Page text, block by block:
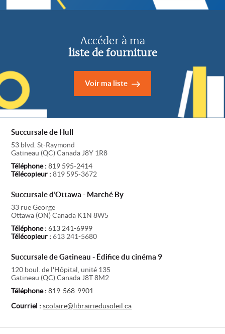
Accéder à ma
liste de fourniture
Voir ma liste
Succursale de Hull
53 blvd. St-Raymond
Gatineau (QC)Canada J8Y 1R8
Téléphone : 819 595-2414
Télécopieur : 819 595-3672
Succursale d’Ottawa - Marché By
33 rue George
Ottawa (ON)Canada K1N 8W5
Téléphone : 613 241-6999
Télécopieur : 613 241-5680
Succursale de Gatineau - Édifice du cinéma 9
120 boul. de l'Hôpital, unité 135
Gatineau (QC)Canada J8T 8M2
Téléphone : 819-568-9901
Courriel : scolaire@librairiedusoleil.ca